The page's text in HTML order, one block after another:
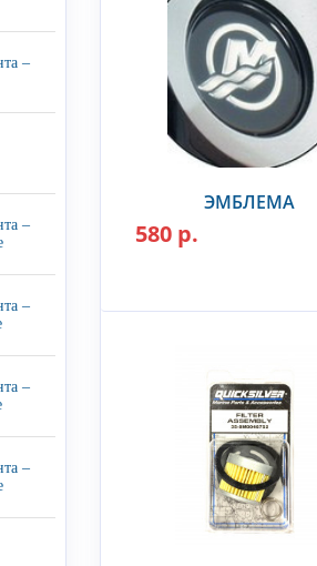
–
–
–
–
–
ЭМБЛЕМА
580 р.